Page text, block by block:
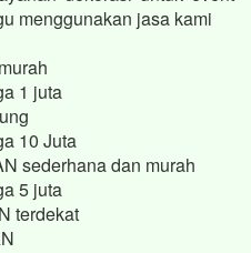
menggunakan jasa kami
1 juta
10 Juta
sederhana dan murah
5 juta
terdekat